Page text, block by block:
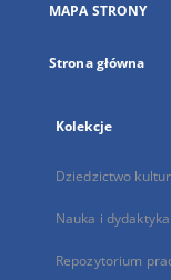
karcie
MAPA STRONY
Strona główna
Kolekcje
Dziedzictwo
Nauka i dydaktyka
Repozytorium